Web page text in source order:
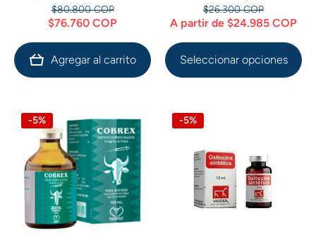
$80.800 COP
$76.760 COP
Agregar al carrito
$26.300 COP
A partir de $24.985 COP
Seleccionar opciones
-5% -5%